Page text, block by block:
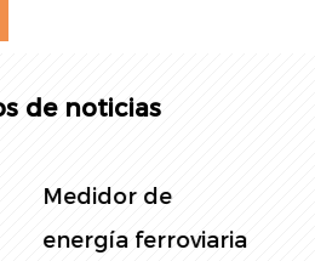
de noticias
Medidor de
energía del panel: